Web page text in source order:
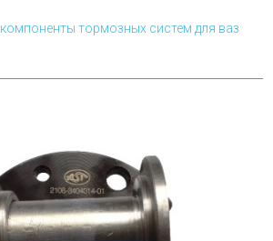
компоненты тормозных систем для ваз